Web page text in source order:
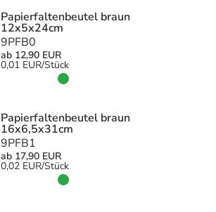
Papierfaltenbeutel braun
12x5x24cm
9PFB0
ab 12,90 EUR
0,01 EUR/Stück
Papierfaltenbeutel braun
16x6,5x31cm
9PFB1
ab 17,90 EUR
0,02 EUR/Stück